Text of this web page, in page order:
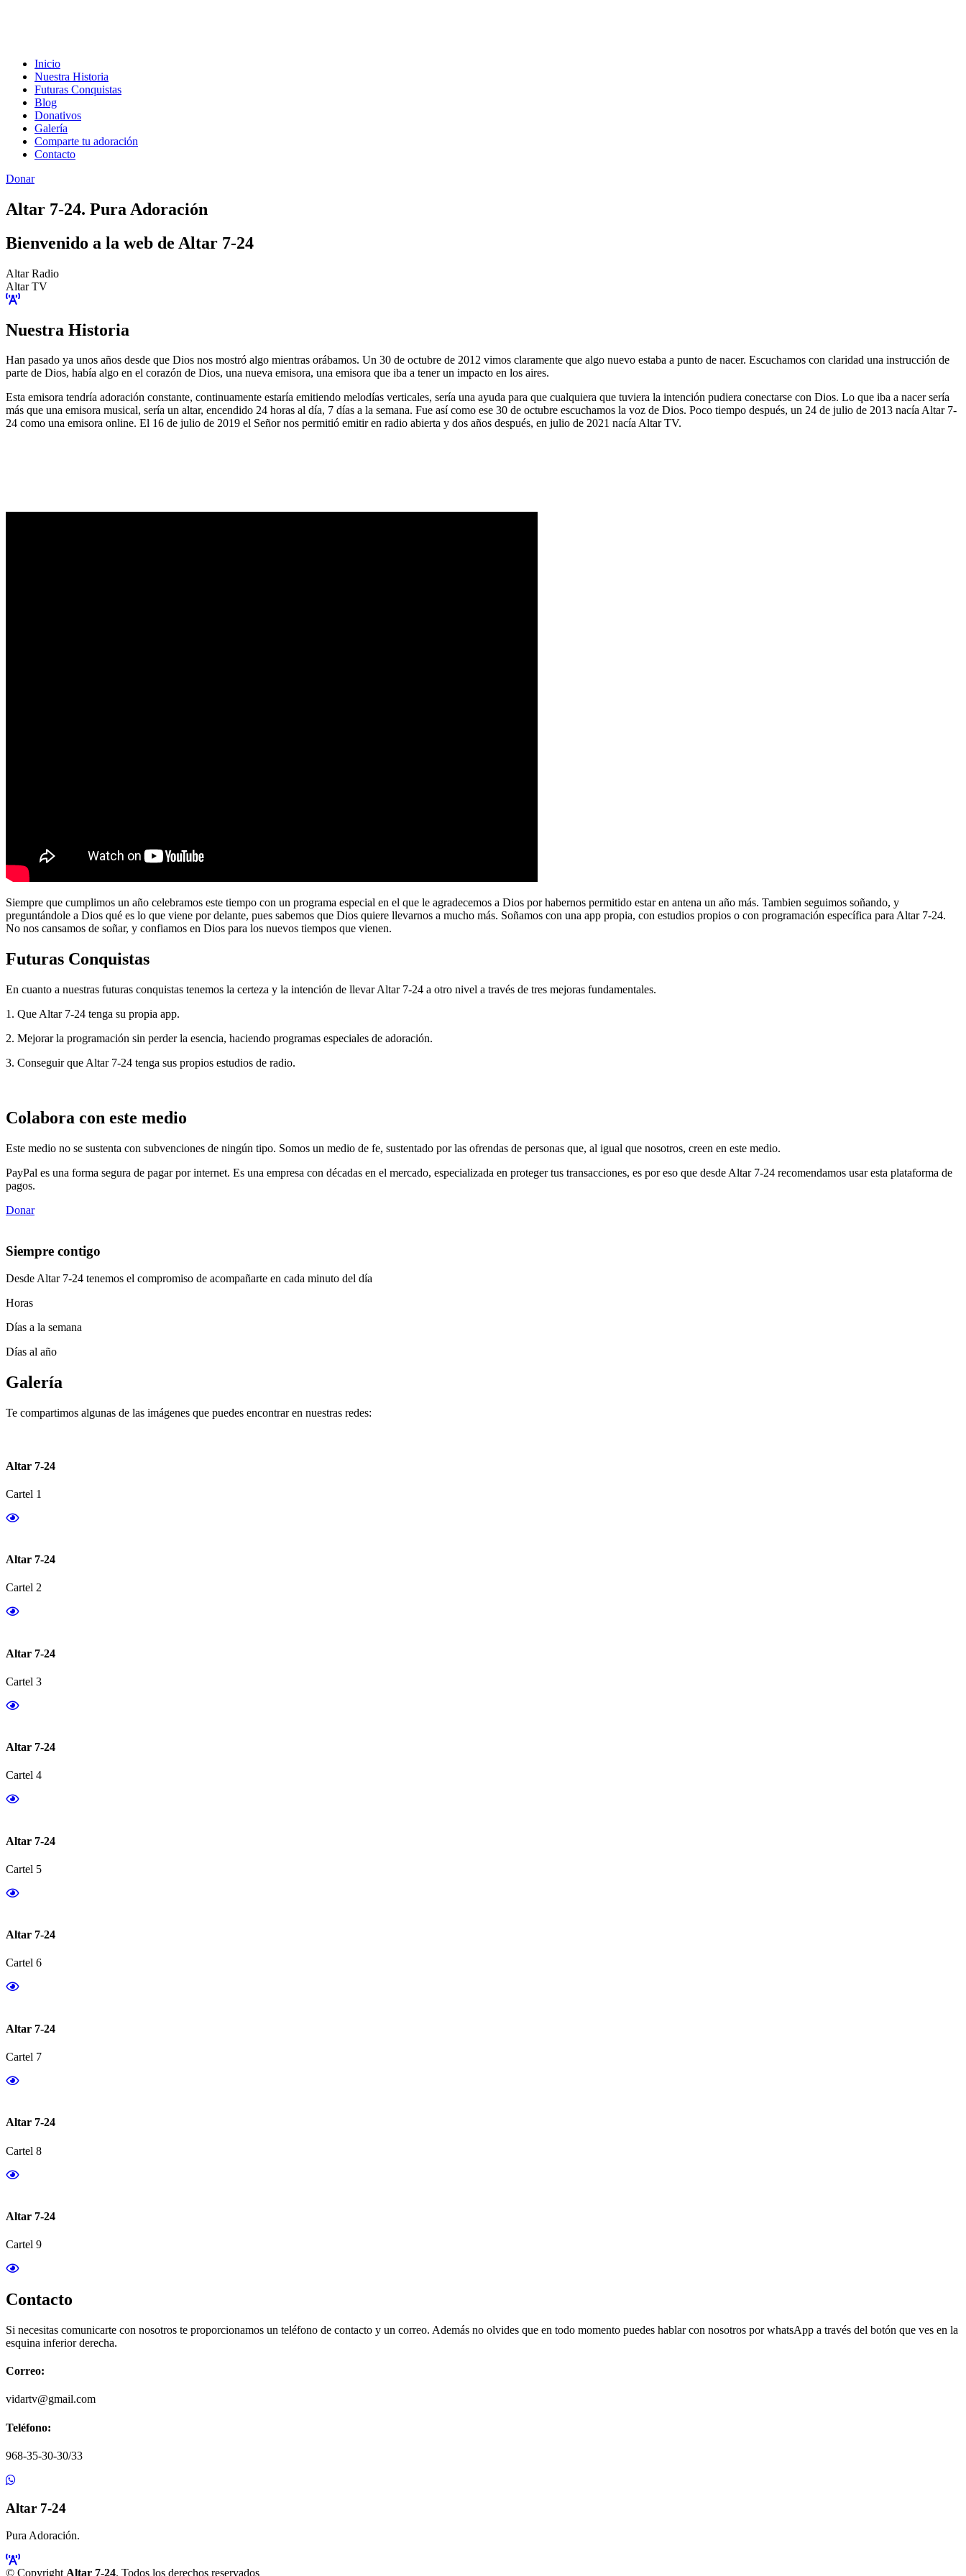
Inicio
Nuestra Historia
Futuras Conquistas
Blog
Donativos
Galería
Comparte tu adoración
Contacto
Donar
Altar 7-24. Pura Adoración
Bienvenido a la web de Altar 7-24
Altar Radio
Altar TV
Nuestra Historia
Han pasado ya unos años desde que Dios nos mostró algo mientras orábamos. Un 30 de octubre de 2012 vimos claramente que algo nuevo estaba a punto de nacer. Escuchamos con claridad una instrucción de
parte de Dios, había algo en el corazón de Dios, una nueva emisora, una emisora que iba a tener un impacto en los aires.
Esta emisora tendría adoración constante, continuamente estaría emitiendo melodías verticales, sería una ayuda para que cualquiera que tuviera la intención pudiera conectarse con Dios. Lo que iba a nacer sería
más que una emisora musical, sería un altar, encendido 24 horas al día, 7 días a la semana. Fue así como ese 30 de octubre escuchamos la voz de Dios. Poco tiempo después, un 24 de julio de 2013 nacía Altar 7-
24 como una emisora online. El 16 de julio de 2019 el Señor nos permitió emitir en radio abierta y dos años después, en julio de 2021 nacía Altar TV.
Siempre que cumplimos un año celebramos este tiempo con un programa especial en el que le agradecemos a Dios por habernos permitido estar en antena un año más. Tambien seguimos soñando, y
preguntándole a Dios qué es lo que viene por delante, pues sabemos que Dios quiere llevarnos a mucho más. Soñamos con una app propia, con estudios propios o con programación específica para Altar 7-24.
No nos cansamos de soñar, y confiamos en Dios para los nuevos tiempos que vienen.
Futuras Conquistas
En cuanto a nuestras futuras conquistas tenemos la certeza y la intención de llevar Altar 7-24 a otro nivel a través de tres mejoras fundamentales.
1. Que Altar 7-24 tenga su propia app.
2. Mejorar la programación sin perder la esencia, haciendo programas especiales de adoración.
3. Conseguir que Altar 7-24 tenga sus propios estudios de radio.
Colabora con este medio
Este medio no se sustenta con subvenciones de ningún tipo. Somos un medio de fe, sustentado por las ofrendas de personas que, al igual que nosotros, creen en este medio.
PayPal es una forma segura de pagar por internet. Es una empresa con décadas en el mercado, especializada en proteger tus transacciones, es por eso que desde Altar 7-24 recomendamos usar esta plataforma de
pagos.
Donar
Siempre contigo
Desde Altar 7-24 tenemos el compromiso de acompañarte en cada minuto del día
Horas
Días a la semana
Días al año
Galería
Te compartimos algunas de las imágenes que puedes encontrar en nuestras redes:
Altar 7-24
Cartel 1
Altar 7-24
Cartel 2
Altar 7-24
Cartel 3
Altar 7-24
Cartel 4
Altar 7-24
Cartel 5
Altar 7-24
Cartel 6
Altar 7-24
Cartel 7
Altar 7-24
Cartel 8
Altar 7-24
Cartel 9
Contacto
Si necesitas comunicarte con nosotros te proporcionamos un teléfono de contacto y un correo. Además no olvides que en todo momento puedes hablar con nosotros por whatsApp a través del botón que ves en la
esquina inferior derecha.
Correo:
vidartv@gmail.com
Teléfono:
968-35-30-30/33
Altar 7-24
Pura Adoración.
© Copyright Altar 7-24. Todos los derechos reservados